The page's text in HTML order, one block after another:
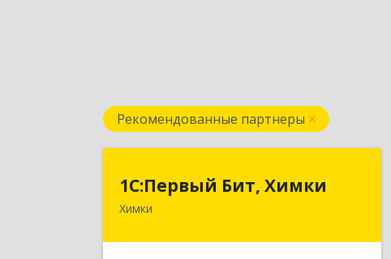
Рекомендованные партнеры
1С:Первый Бит, Химки
Химки
1С:Первый Бит, Химки
141402, Московская обл, г.о. Химки,